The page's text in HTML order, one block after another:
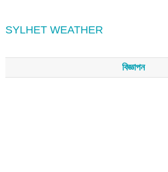
SYLHET WEATHER
বিজ্ঞাপন